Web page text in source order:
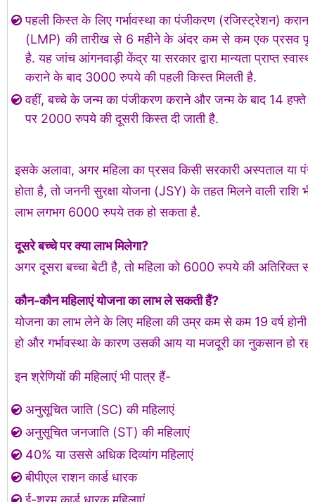
पहली किस्त के लिए गर्भावस्था का पंजीकरण (रजिस्ट्रेशन)
(LMP) की तारीख से 6 महीने के अंदर कम से कम एक प्रसव पूर्व
है. यह जांच आंगनवाड़ी केंद्र या सरकार द्वारा मान्यता प्राप्त
कराने के बाद 3000 रुपये की पहली किस्त मिलती है.
वहीं, बच्चे के जन्म का पंजीकरण कराने और जन्म के बाद 14 हफ्ते
पर 2000 रुपये की दूसरी किस्त दी जाती है.
इसके अलावा, अगर महिला का प्रसव किसी सरकारी अस्पताल या
होता है, तो जननी सुरक्षा योजना (JSY) के तहत मिलने वाली राशि
लाभ लगभग 6000 रुपये तक हो सकता है.
दूसरे बच्चे पर क्या लाभ मिलेगा?
अगर दूसरा बच्चा बेटी है, तो महिला को 6000 रुपये की अतिरिक्त
कौन-कौन महिलाएं योजना का लाभ ले सकती हैं?
योजना का लाभ लेने के लिए महिला की उम्र कम से कम 19 वर्ष होनी
हो और गर्भावस्था के कारण उसकी आय या मजदूरी का नुकसान हो रहा
इन श्रेणियों की महिलाएं भी पात्र हैं-
अनुसूचित जाति (SC) की महिलाएं
अनुसूचित जनजाति (ST) की महिलाएं
40% या उससे अधिक दिव्यांग महिलाएं
बीपीएल राशन कार्ड धारक